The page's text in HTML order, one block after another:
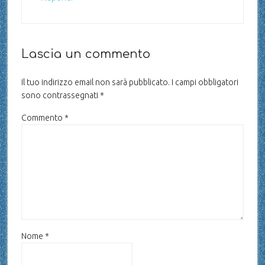
Lascia un commento
Il tuo indirizzo email non sarà pubblicato. I campi obbligatori
sono contrassegnati *
Commento *
Nome *